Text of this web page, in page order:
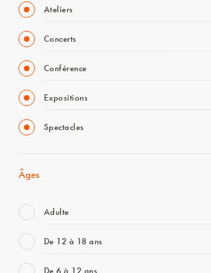
Ateliers
Concerts
Conférence
Expositions
Spectacles
Âges
Adulte
De 12 à 18 ans
De 6 à 12 ans